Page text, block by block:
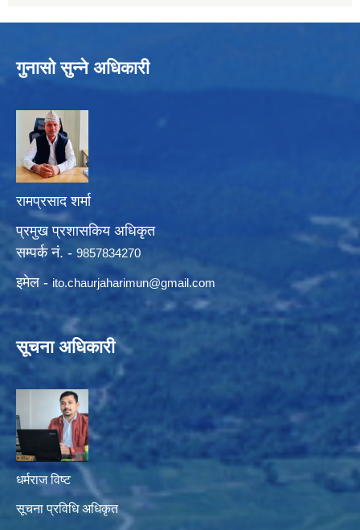
गुनासो सुन्ने अधिकारी
रामप्रसाद शर्मा
प्रमुख प्रशासकिय अधिकृत
सम्पर्क नं. - 9857834270
इमेल - ito.chaurjaharimun@gmail.com
सूचना अधिकारी
धर्मराज विष्ट
सूचना प्रविधि अधिकृत